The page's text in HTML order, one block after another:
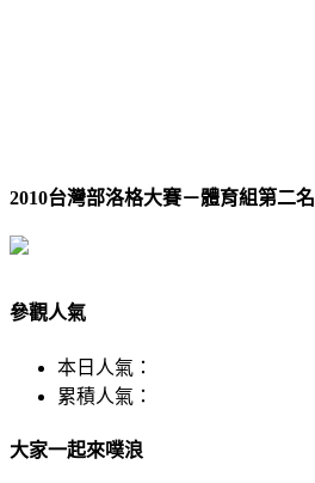
2010台灣部洛格大賽－體育組第二名
參觀人氣
本日人氣：
累積人氣：
大家一起來噗浪